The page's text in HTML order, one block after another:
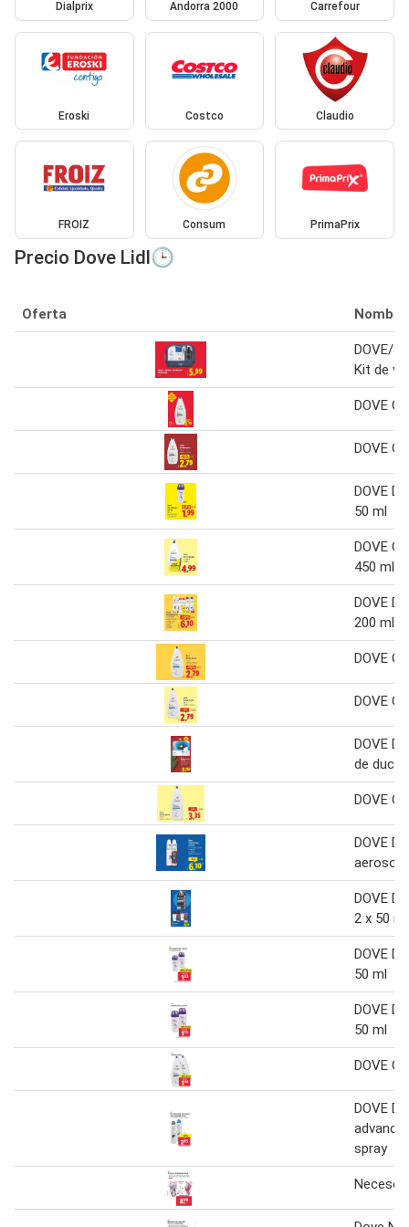
Dialprix Andorra 2000 Carrefour
Eroski Costco Claudio
FROIZ Consum PrimaPrix
Precio Dove Lidl🕒
Oferta Nombre
DOVE/
Kit de
DOVE
DOVE
DOVE
50 ml
DOVE
450 ml
DOVE
200 ml
DOVE
DOVE
DOVE
de ducha
DOVE
DOVE
aerosol
DOVE
2 x 50 ml
DOVE
50 ml
DOVE
50 ml
DOVE
DOVE
spray
Neceser